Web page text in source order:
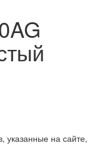
указанные на сайте,